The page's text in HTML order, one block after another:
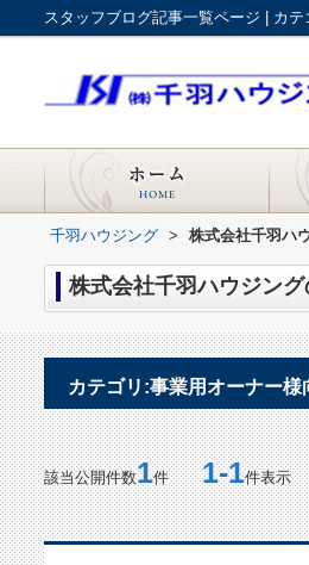
千羽ハウジング > 株式会社千羽ハ
株式会社千羽ハウジン
カテゴリ:事業用オーナー様
該当公開件数1件1-1件表示